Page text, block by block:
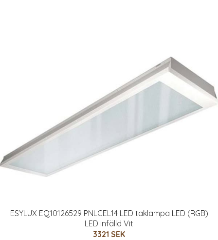
ESYLUX EQ10126529 PNLCEL14 LED taklampa LED (RGB)
LED infälld Vit
3321 SEK